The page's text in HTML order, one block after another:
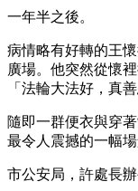
一年半之後。
病情略有好轉的王
廣場。他突然從懷
「法輪大法好，真
隨即一群便衣與穿
最令人震撼的一幅
市公安局，許處長辦